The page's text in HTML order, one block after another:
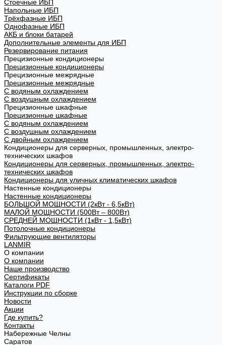
Стоечные ИБП
Напольные ИБП
Трёхфазные ИБП
Однофазные ИБП
АКБ и блоки батарей
Дополнительные элементы для ИБП
Резервирование питания
Прецизионные кондиционеры
Прецизионные кондиционеры
Прецизионные межрядные
Прецизионные межрядные
С водяным охлаждением
С воздушным охлаждением
Прецизионные шкафные
Прецизионные шкафные
С водяным охлаждением
С воздушным охлаждением
С двойным охлаждением
Кондиционеры для серверных, промышленных, электро-
технических шкафов
Кондиционеры для серверных, промышленных, электро-
технических шкафов
Кондиционеры для уличных климатических шкафов
Настенные кондиционеры
Настенные кондиционеры
БОЛЬШОЙ МОЩНОСТИ (2кВт - 6,5кВт)
МАЛОЙ МОЩНОСТИ (500Вт – 800Вт)
СРЕДНЕЙ МОЩНОСТИ (1кВт - 1,5кВт)
Потолочные кондиционеры
Фильтрующие вентиляторы
LANMIR
О компании
О компании
Наше производство
Сертификаты
Каталоги PDF
Инструкции по сборке
Новости
Акции
Где купить?
Контакты
Набережные Челны
Саратов